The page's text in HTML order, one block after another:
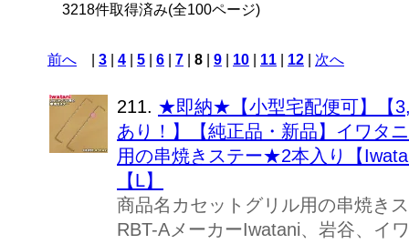
3218件取得済み(全100ページ)
前へ 3 4 5 6 7 8 9 10 11 12 次へ
211. ★即納★【小型宅配便可】【
あり！】【純正品・新品】イワタ
用の串焼きステー★2本入り【
【L】
商品名カセットグリル用の串焼き
RBT-AメーカーIwatani、岩谷、イ